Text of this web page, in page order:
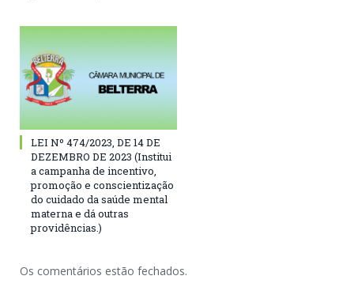
LEI Nº 474/2023, DE 14 DE
DEZEMBRO DE 2023 (Institui
a campanha de incentivo,
promoção e conscientização
do cuidado da saúde mental
materna e dá outras
providências.)
Os comentários estão fechados.